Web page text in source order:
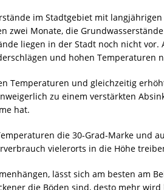
im Stadtgebiet mit
zwei Monate, die
liegen in der Stadt noch nicht
und hohen Temperaturen
Temperaturen und gleichzeitig
zu einem verstärkten
hat.
die 30-Grad-Marke und
vielerorts in die Höhe
lässt sich am besten am
die Böden sind, desto mehr